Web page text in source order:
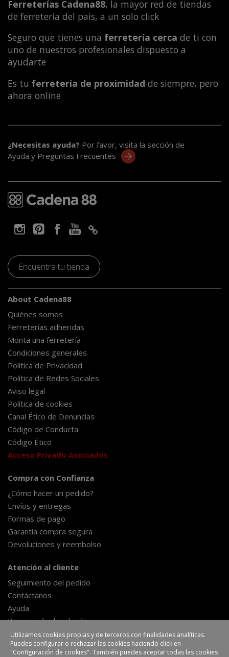
Ferreterías Cadena88, la mayor red de tiendas
de ferretería del país, a un solo click
Seguro que tienes una ferretería cerca de ti con
uno de nuestros profesionales dispuesto a
ayudarte
Es tu ferretería de proximidad de siempre, pero
ahora online
¿Necesitas ayuda? Por favor, visita la sección de
Ayuda y Preguntas Frecuentes
Encuentra tu tienda
About Cadena88
Quiénes somos
Ferreterías adheridas
Monta una ferretería
Condiciones generales
Política de Privacidad
Política de Redes Sociales
Aviso legal
Política de cookies
Canal Ético de Denuncias
Código de Conducta
Código Ético
Acceso Privado Asociados
Compra con Confianza
¿Cómo hacer un pedido?
Envíos y entregas
Formas de pago
Garantía compra segura
Devoluciones y reembolso
Atención al cliente
Seguimiento del pedido
Contáctanos
Ayuda
Proceso de devolución
Formulario de desestimiento
Utilizamos cookies propias y de terceros con finalidades analíticas.
Puedes configurar o rechazar las cookies haciendo click en
"Configuración de cookies". También puedes aceptar todas las cookies